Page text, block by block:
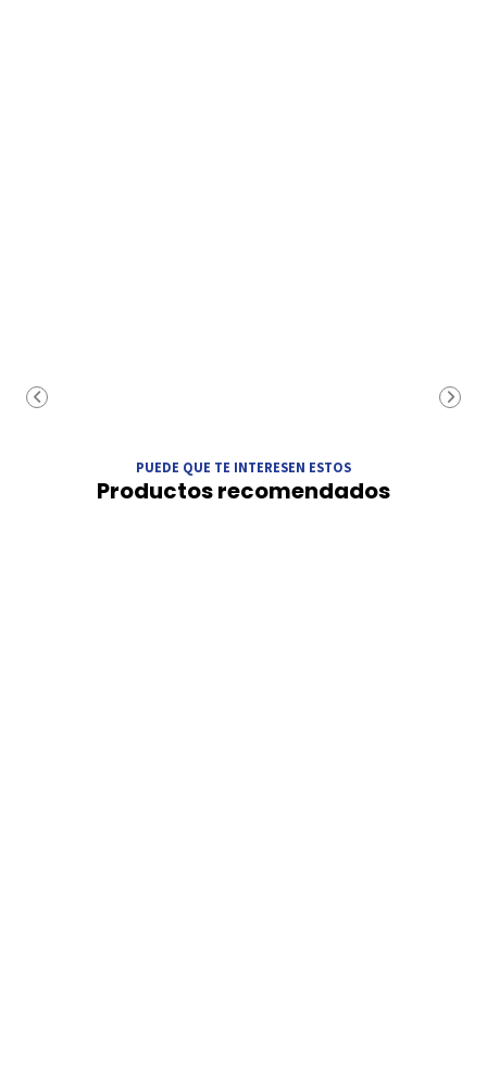
PUEDE QUE TE INTERESEN ESTOS
Productos recomendados